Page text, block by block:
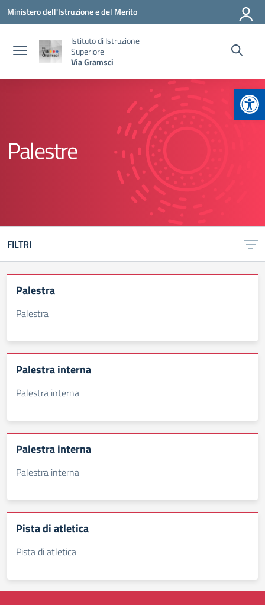
Vai ai contenuti
Vai al menu di navigazione
Vai al footer
Ministero dell'Istruzione e del Merito
Istituto di Istruzione
Superiore
Via Gramsci
Palestre
FILTRI
Palestra
Palestra
Palestra interna
Palestra interna
Palestra interna
Palestra interna
Pista di atletica
Pista di atletica